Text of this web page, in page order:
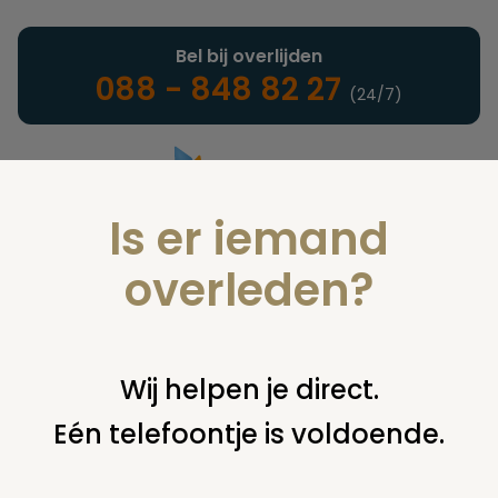
Landelijke uitvaartonderneming
Bel bij overlijden
088 - 848 82 27 (24/7)
U bent hier: home infotheek alle onderwerpen zorg voor
juridisch loket
Is er iemand
overleden?
Wij helpen je direct.
Eén telefoontje is voldoende.